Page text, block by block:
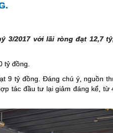
3/2017 với lãi ròng đạt 12,7
tỷ đồng.
9 tỷ đồng. Đáng chú ý, nguồn
tác đầu tư lại giảm đáng kể, từ